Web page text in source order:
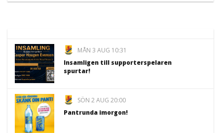
MÅN 3 AUG 10:31
Insamligen till supporterspelaren
spurtar!
SÖN 2 AUG 20:00
Pantrunda imorgon!